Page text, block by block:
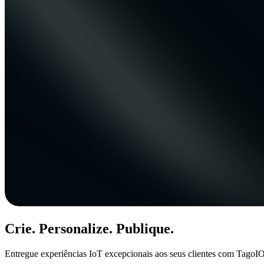
Crie. Personalize. Publique.
Entregue experiências IoT excepcionais aos seus clientes com